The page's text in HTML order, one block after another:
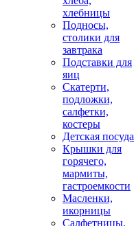
хлебницы
Подносы,
столики для
завтрака
Подставки для
яиц
Скатерти,
подложки,
салфетки,
костеры
Детская посуда
Крышки для
горячего,
мармиты,
гастроемкости
Масленки,
икорницы
Салфетницы,